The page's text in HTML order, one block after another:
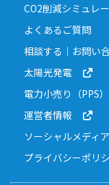
CO2削減シミュレ
よくあるご質問
相談する｜お問い
太陽光発電
電力小売り（PPS）
運営者情報
ソーシャルメディ
プライバシーポリ